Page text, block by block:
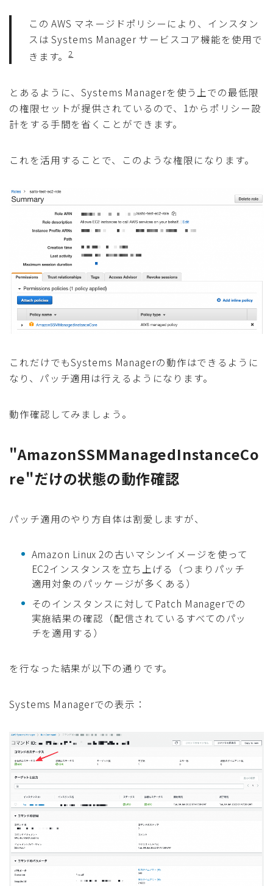
この AWS マネージドポリシーにより、インスタン
スは Systems Manager サービスコア機能を使用で
きます。2
とあるように、Systems Managerを使う上での最低限
の権限セットが提供されているので、1からポリシー設
計をする手間を省くことができます。
これを活用することで、このような権限になります。
これだけでもSystems Managerの動作はできるように
なり、パッチ適用は行えるようになります。
動作確認してみましょう。
"AmazonSSMManagedInstanceCo
re"だけの状態の動作確認
パッチ適用のやり方自体は割愛しますが、
Amazon Linux 2の古いマシンイメージを使って
EC2インスタンスを立ち上げる（つまりパッチ
適用対象のパッケージが多くある）
そのインスタンスに対してPatch Managerでの
実施結果の確認（配信されているすべてのパッ
チを適用する）
を行なった結果が以下の通りです。
Systems Managerでの表示：